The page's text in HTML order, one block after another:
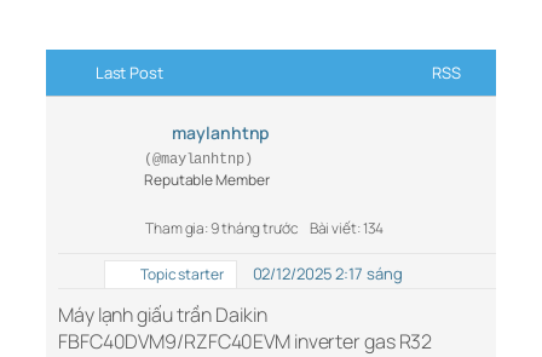
Last Post RSS
maylanhtnp
(@maylanhtnp)
Reputable Member
Tham gia: 9 tháng trước Bài viết: 134
Topic starter 02/12/2025 2:17 sáng
Máy lạnh giấu trần Daikin
FBFC40DVM9/RZFC40EVM inverter gas R32